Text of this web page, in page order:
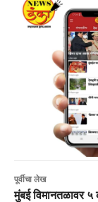
पूर्वीचा लेख
मुंबई विमानतळावर